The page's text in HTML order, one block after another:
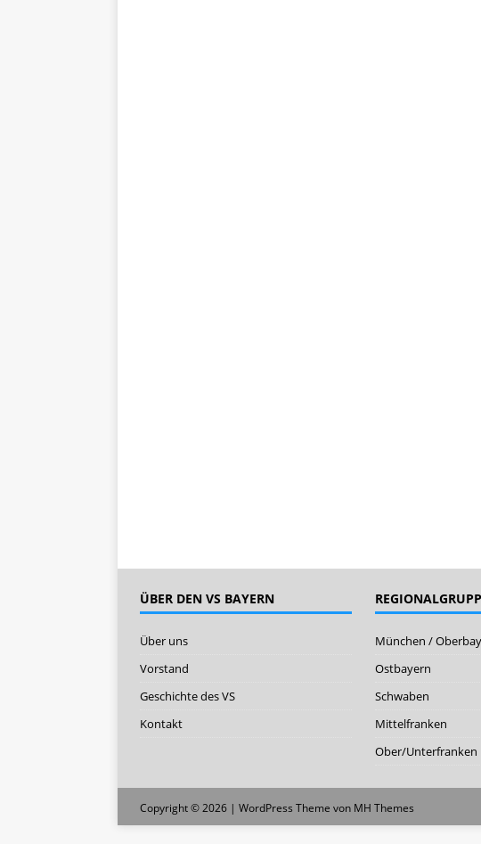
ÜBER DEN VS BAYERN
Über uns
Vorstand
Geschichte des VS
Kontakt
München /
Ostbayern
Schwaben
Mittelfranken
Ober/Unterfranken
Copyright © 2026 | WordPress Theme von MH Themes